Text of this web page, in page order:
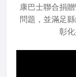
康巴士聯合捐
問題，並滿足
彰